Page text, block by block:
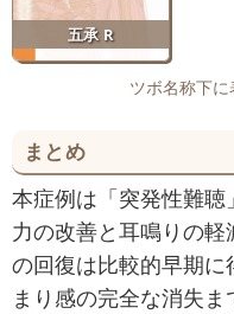
五承 R
ツボ名称下
まとめ
本症例は「突発性難
力の改善と耳鳴りの
の回復は比較的早期
まり感の完全な消失